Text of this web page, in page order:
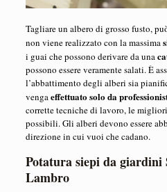
Tagliare un albero di grosso fusto,
non viene realizzato con la massima
i guai che possono derivare da una
possono essere veramente salati. È
l’abbattimento degli alberi sia
vengaeffettuato solo da
corrette tecniche di lavoro, le
possibili. Gli alberi devono essere
direzione in cui vuoi che cadano.
Potatura siepi da giardini
Lambro